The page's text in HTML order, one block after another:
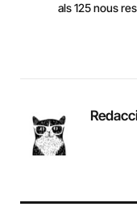
als 125 nous